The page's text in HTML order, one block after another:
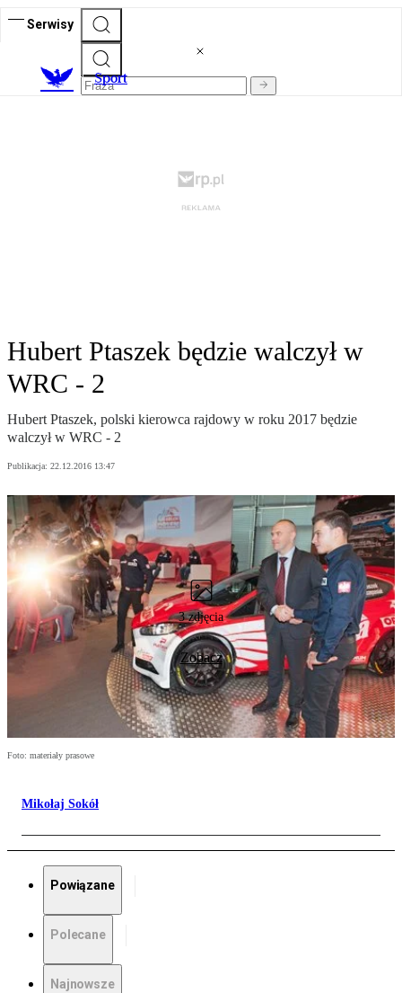
Serwisy
Sport
Hubert Ptaszek będzie walczył w
WRC - 2
Hubert Ptaszek, polski kierowca rajdowy w roku 2017 będzie
walczył w WRC - 2
Publikacja: 22.12.2016 13:47
3 zdjęcia
Zobacz
Foto: materiały prasowe
Mikołaj Sokół
Powiązane
Polecane
Najnowsze